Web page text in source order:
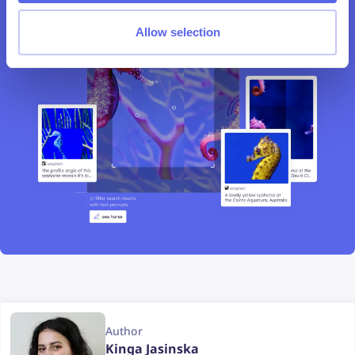
Allow selection
Author
Kinga Jasinska